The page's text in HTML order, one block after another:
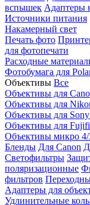
вспышек Адаптеры
Источники питания
Накамерный свет
Печать фото
для фотопечати
Расходные
Фотобумага для
Объективы Все
Объективы для
Объективы для
Объективы для
Объективы для
Объективы микро
Бленды Для Canon
Светофильтры
поляризационные
фильтров
Адаптеры для
Удлинительные